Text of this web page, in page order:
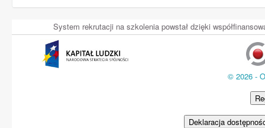
System rekrutacji na szkolenia powstał dzięki
© 2026 -
Deklaracja